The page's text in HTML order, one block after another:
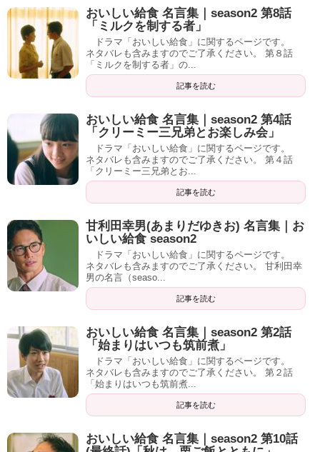
おいしい給食 名言集｜season2 第8話
「ミルクを制する者」
ドラマ「おいしい給食」に関するページです。
ネタバレも含みますのでご了承ください。 第８話
「ミルクを制する者」の...
記事を読む
おいしい給食 名言集｜season2 第4話
「クリーミー三兄弟とお楽しみ会」
ドラマ「おいしい給食」に関するページです。
ネタバレも含みますのでご了承ください。 第４話
「クリーミー三兄弟とお...
記事を読む
甘利田幸男(あまりだゆきお) 名言集｜お
いしい給食 season2
ドラマ「おいしい給食」に関するページです。
ネタバレも含みますのでご了承ください。 甘利田幸
男の名言（seaso...
記事を読む
おいしい給食 名言集｜season2 第2話
「始まりはいつも筑前煮」
ドラマ「おいしい給食」に関するページです。
ネタバレも含みますのでご了承ください。 第２話
「始まりはいつも筑前煮...
記事を読む
おいしい給食 名言集｜season2 第10話